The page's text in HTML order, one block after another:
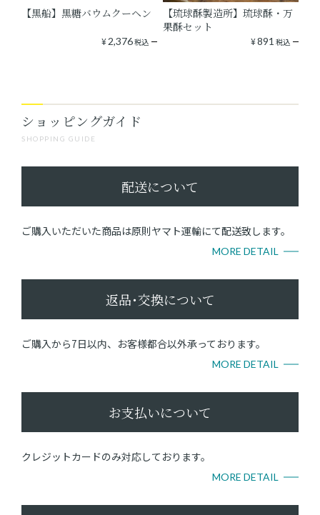
【黒船】黒糖バウムクーヘン
¥2,376税込
【琉球酥製造所】琉球酥・万
果酥セット
¥891 税込
SHOPPING GUIDE
ショッピングガイド
配送について
ご購入いただいた商品は原則ヤマト運輸にて配送致します。
MORE DETAIL
返品･交換について
ご購入から7日以内、お客様都合以外承っております。
MORE DETAIL
お支払いについて
クレジットカードのみ対応しております。
MORE DETAIL